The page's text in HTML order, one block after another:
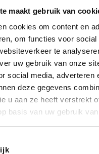
maakt gebruik van
cookies om content en
om functies voor social
te
uw gebruik van onze
social media, adverteren
deze gegevens
u aan ze heeft verstrekt
basis van uw gebruik
Lampenlicht.be Adidas
DectDirect